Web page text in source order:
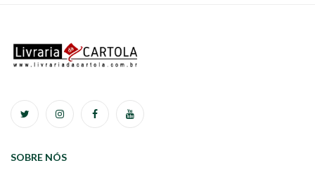
SOBRE NÓS